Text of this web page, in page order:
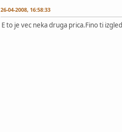
26-04-2008, 16:58:33
E to je vec neka druga prica.Fino ti